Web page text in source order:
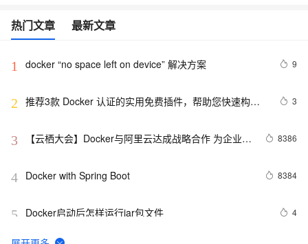
热门文章 最新文章
1 docker “no space left on device” 解决方案 9
2 推荐3款 Docker 认证的实用免费插件，帮助您快速构建
3
3
【云栖大会】Docker与阿里云达成战略合作 为企业级
8386
4 Docker with Spring Boot 8384
5 Docker启动后怎样运行jar包文件 4